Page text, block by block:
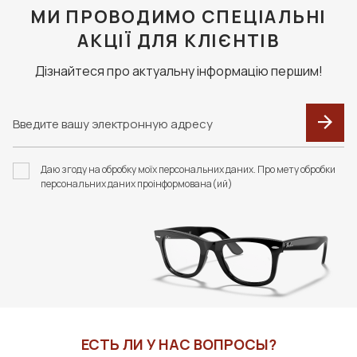
МИ ПРОВОДИМО СПЕЦІАЛЬНІ
АКЦІЇ ДЛЯ КЛІЄНТІВ
Дізнайтеся про актуальну інформацію першим!
Даю згоду на обробку моїх персональних даних. Про мету обробки
персональних даних проінформована(ий)
ЕСТЬ ЛИ У НАС ВОПРОСЫ?